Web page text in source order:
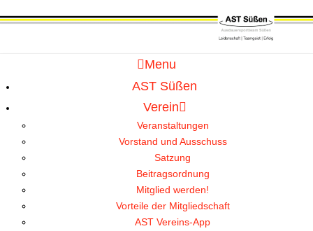
Menu
AST Süßen
Verein
Veranstaltungen
Vorstand und Ausschuss
Satzung
Beitragsordnung
Mitglied werden!
Vorteile der Mitgliedschaft
AST Vereins-App